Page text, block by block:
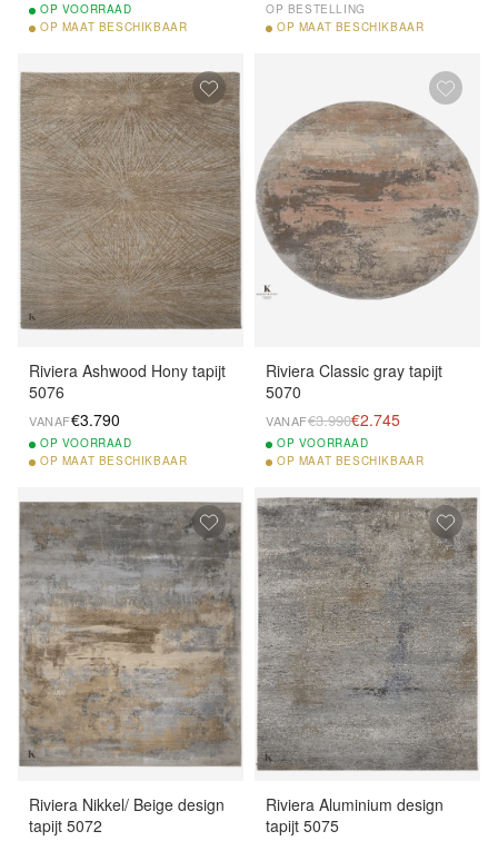
OP VOORRAAD
OP MAAT BESCHIKBAAR
OP BESTELLING
OP MAAT BESCHIKBAAR
Riviera Ashwood Hony tapijt
5076
VANAF€3.790
OP VOORRAAD
OP MAAT BESCHIKBAAR
Riviera Classic gray tapijt
5070
VANAF€3.990€2.745
OP VOORRAAD
OP MAAT BESCHIKBAAR
Riviera Nikkel/ Beige design
tapijt 5072
Riviera Aluminium design
tapijt 5075